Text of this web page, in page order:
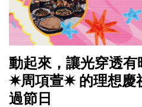
動起來，讓光穿透
✷周項萱✷ 的理想慶
過節日